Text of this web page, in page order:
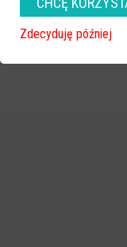
Zdecyduję później